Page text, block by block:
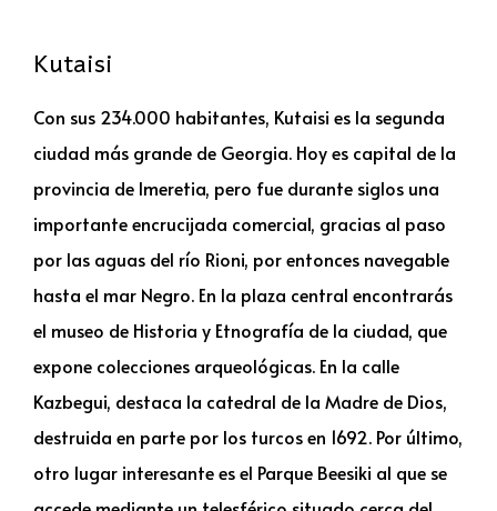
Kutaisi
Con sus 234.000 habitantes, Kutaisi es la segunda
ciudad más grande de Georgia. Hoy es capital de la
provincia de Imeretia, pero fue durante siglos una
importante encrucijada comercial, gracias al paso
por las aguas del río Rioni, por entonces navegable
hasta el mar Negro. En la plaza central encontrarás
el museo de Historia y Etnografía de la ciudad, que
expone colecciones arqueológicas. En la calle
Kazbegui, destaca la catedral de la Madre de Dios,
destruida en parte por los turcos en 1692. Por último,
otro lugar interesante es el Parque Beesiki al que se